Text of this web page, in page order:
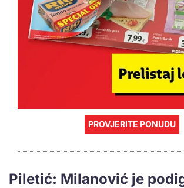
PROVJERITE PONUDU
Piletić: Milanović je